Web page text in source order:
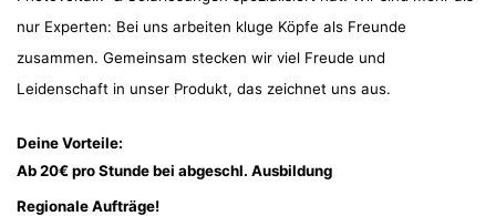
nur Experten: Bei uns arbeiten kluge Köpfe als Freunde
zusammen. Gemeinsam stecken wir viel Freude und
Leidenschaft in unser Produkt, das zeichnet uns aus.
Deine Vorteile:
Ab 20€ pro Stunde bei abgeschl. Ausbildung
Regionale Aufträge!